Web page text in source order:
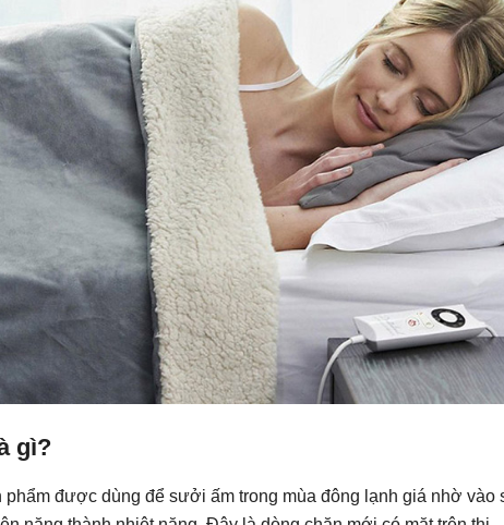
gì?
phẩm được dùng để sưởi ấm trong mùa đông lạnh giá nhờ vào